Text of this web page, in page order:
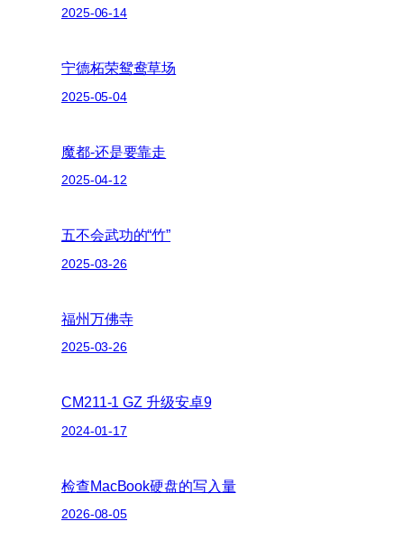
2025-06-14
宁德柘荣鸳鸯草场
2025-05-04
魔都-还是要靠走
2025-04-12
五不会武功的“竹”
2025-03-26
福州万佛寺
2025-03-26
CM211-1 GZ 升级安卓9
2024-01-17
检查MacBook硬盘的写入量
2026-08-05